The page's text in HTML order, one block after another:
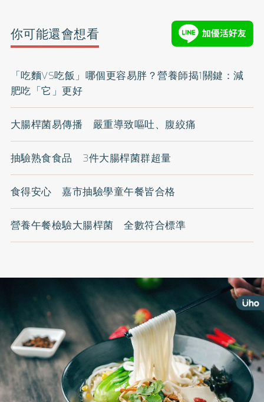
你可能還會想看
「吃麵VS吃飯」哪個更容易胖？營養師揭1關鍵：減
肥吃「它」更好
大腸桿菌易傳播 嚴重導致嘔吐、腹絞痛
抽驗熟食食品 3件大腸桿菌群超量
食得安心 嘉市抽驗學童午餐皆合格
營養午餐檢驗大腸桿菌 全數符合標準